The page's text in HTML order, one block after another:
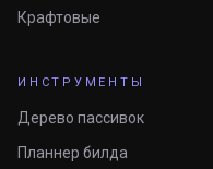
Крафтовые
ИНСТРУМЕНТЫ
Дерево пассивок
Планнер билда